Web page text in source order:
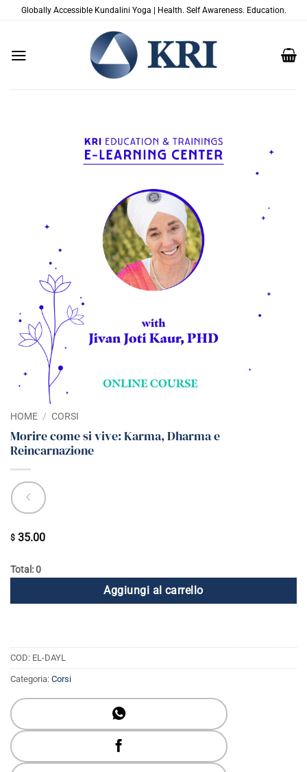
SaltaGlobally Accessible Kundalini Yoga | Health. Self Awareness. Education.
HOME / CORSI
Morire come si vive: Karma, Dharma e
Reincarnazione
$ 35.00
Total: 0
Aggiungi al carrello
COD: EL-DAYL
Categoria: Corsi